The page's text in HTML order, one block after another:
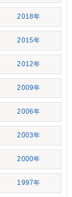
2018年
2015年
2012年
2009年
2006年
2003年
2000年
1997年